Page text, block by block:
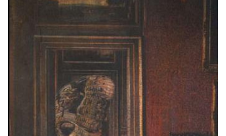
ÜBER UNS | KONTAKT
EN
HU